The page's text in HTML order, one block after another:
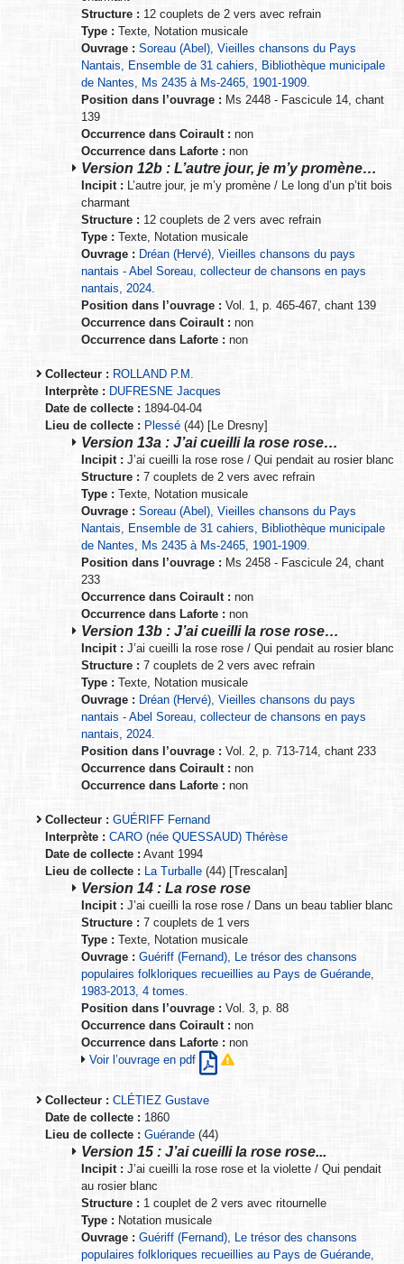
Structure : 12 couplets de 2 vers avec refrain
Type : Texte, Notation musicale
Ouvrage : Soreau (Abel), Vieilles chansons du Pays
Nantais, Ensemble de 31 cahiers, Bibliothèque municipale
de Nantes, Ms 2435 à Ms-2465, 1901-1909.
Position dans l’ouvrage : Ms 2448 - Fascicule 14, chant
139
Occurrence dans Coirault : non
Occurrence dans Laforte : non
Version 12b : L’autre jour, je m’y promène…
Incipit : L’autre jour, je m’y promène / Le long d’un p’tit bois
charmant
Structure : 12 couplets de 2 vers avec refrain
Type : Texte, Notation musicale
Ouvrage : Dréan (Hervé), Vieilles chansons du pays
nantais - Abel Soreau, collecteur de chansons en pays
nantais, 2024.
Position dans l’ouvrage : Vol. 1, p. 465-467, chant 139
Occurrence dans Coirault : non
Occurrence dans Laforte : non
Collecteur : ROLLAND P.M.
Interprète : DUFRESNE Jacques
Date de collecte : 1894-04-04
Lieu de collecte : Plessé (44) [Le Dresny]
Version 13a : J’ai cueilli la rose rose…
Incipit : J’ai cueilli la rose rose / Qui pendait au rosier blanc
Structure : 7 couplets de 2 vers avec refrain
Type : Texte, Notation musicale
Ouvrage : Soreau (Abel), Vieilles chansons du Pays
Nantais, Ensemble de 31 cahiers, Bibliothèque municipale
de Nantes, Ms 2435 à Ms-2465, 1901-1909.
Position dans l’ouvrage : Ms 2458 - Fascicule 24, chant
233
Occurrence dans Coirault : non
Occurrence dans Laforte : non
Version 13b : J’ai cueilli la rose rose…
Incipit : J’ai cueilli la rose rose / Qui pendait au rosier blanc
Structure : 7 couplets de 2 vers avec refrain
Type : Texte, Notation musicale
Ouvrage : Dréan (Hervé), Vieilles chansons du pays
nantais - Abel Soreau, collecteur de chansons en pays
nantais, 2024.
Position dans l’ouvrage : Vol. 2, p. 713-714, chant 233
Occurrence dans Coirault : non
Occurrence dans Laforte : non
Collecteur : GUÉRIFF Fernand
Interprète : CARO (née QUESSAUD) Thérèse
Date de collecte : Avant 1994
Lieu de collecte : La Turballe (44) [Trescalan]
Version 14 : La rose rose
Incipit : J’ai cueilli la rose rose / Dans un beau tablier blanc
Structure : 7 couplets de 1 vers
Type : Texte, Notation musicale
Ouvrage : Guériff (Fernand), Le trésor des chansons
populaires folkloriques recueillies au Pays de Guérande,
1983-2013, 4 tomes.
Position dans l’ouvrage : Vol. 3, p. 88
Occurrence dans Coirault : non
Occurrence dans Laforte : non
Voir l’ouvrage en pdf
Collecteur : CLÉTIEZ Gustave
Date de collecte : 1860
Lieu de collecte : Guérande (44)
Version 15 : J’ai cueilli la rose rose...
Incipit : J’ai cueilli la rose rose et la violette / Qui pendait
au rosier blanc
Structure : 1 couplet de 2 vers avec ritournelle
Type : Notation musicale
Ouvrage : Guériff (Fernand), Le trésor des chansons
populaires folkloriques recueillies au Pays de Guérande,